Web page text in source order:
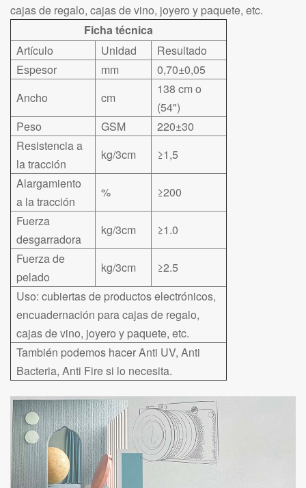
cajas de regalo, cajas de vino, joyero y paquete, etc.
Ficha técnica
Artículo
Unidad
Resultado
Espesor
mm
0,70±0,05
Ancho
cm
138 cm o
(54")
Peso
GSM
220±30
Resistencia a
la tracción
kg/3cm
≥1,5
Alargamiento
a la tracción
%
≥200
Fuerza
desgarradora
kg/3cm
≥1.0
Fuerza de
pelado
kg/3cm
≥2.5
Uso: cubiertas de productos electrónicos,
encuadernación para cajas de regalo,
cajas de vino, joyero y paquete, etc.
También podemos hacer Anti UV, Anti
Bacteria, Anti Fire si lo necesita.